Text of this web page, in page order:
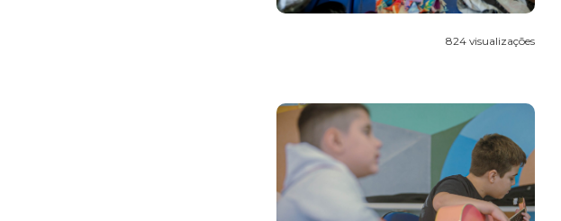
824 visualizações